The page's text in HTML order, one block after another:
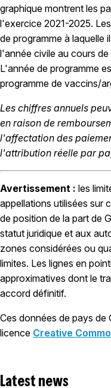
graphique montrent les
l'exercice 2021-2025.
de programme à laquelle
l'année civile au cours
L'année de programme
programme de vaccins/
Les chiffres annuels
en raison de
l'affectation des
l'attribution réelle par
Avertissement : les
appellations utilisées sur
de position de la part de
statut juridique et aux
zones considérées ou
limites. Les lignes en
approximatives dont le
accord définitif.
Ces données de pays de
licence Creative
Latest news